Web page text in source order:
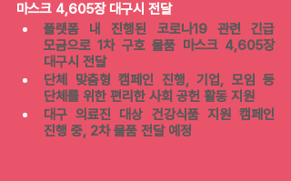
마스크 4,605장 대구시 전달
플랫폼 내 진행된 코로나19 관련 긴급
모금으로 1차 구호 물품 마스크 4,605장
대구시 전달
단체 맞춤형 캠페인 진행, 기업, 모임 등
단체를 위한 편리한 사회 공헌 활동 지원
대구 의료진 대상 건강식품 지원 캠페인
진행 중, 2차 물품 전달 예정